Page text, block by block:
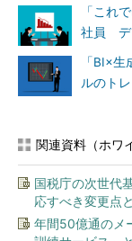
「これ
社員 デ
「BI×
ルのト
関連資料（ホワ
国税庁の次世代
応すべき変更点
年間50億通のメ